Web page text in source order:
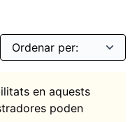
en aquests
poden